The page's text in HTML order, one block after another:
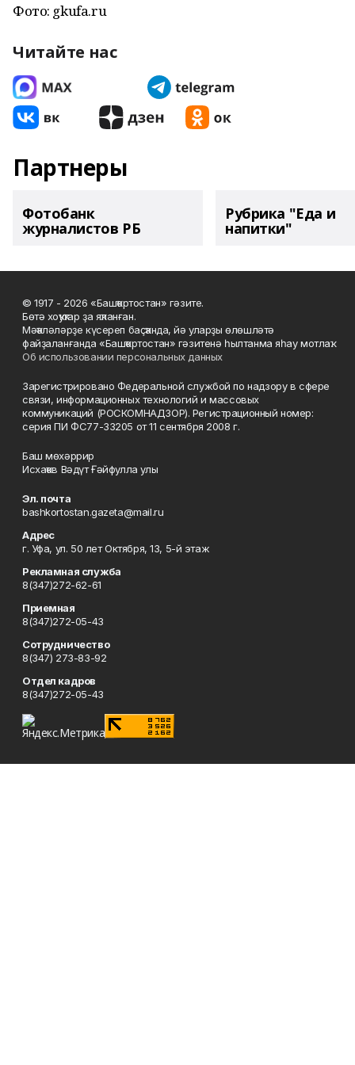
Фото: gkufa.ru
Читайте нас
Партнеры
Фотобанк
журналистов РБ
Рубрика "Еда и
напитки"
© 1917 - 2026 «Башҡортостан» гәзите.
Бөтә хоҡуҡтар ҙа яҡланған.
Мәҡәләләрҙе күсереп баҫҡанда, йә уларҙы өлөшләтә
файҙаланғанда «Башҡортостан» гәзитенә һылтанма яһау мотлаҡ.
Об использовании персональных данных
Зарегистрировано Федеральной службой по надзору в сфере
связи, информационных технологий и массовых
коммуникаций (РОСКОМНАДЗОР). Регистрационный номер:
серия ПИ ФС77-33205 от 11 сентября 2008 г.
Баш мөхәррир
Исхаҡов Вәдүт Ғәйфулла улы
Эл. почта
bashkortostan.gazeta@mail.ru
Адрес
г. Уфа, ул. 50 лет Октября, 13, 5-й этаж
Рекламная служба
8(347)272-62-61
Приемная
8(347)272-05-43
Сотрудничество
8(347) 273-83-92
Отдел кадров
8(347)272-05-43